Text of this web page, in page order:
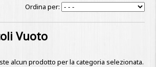
Ordina per:
Vuoto
alcun prodotto per la categoria selezionata.